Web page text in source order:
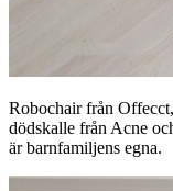
Robochair från
dödskalle från Acne
är barnfamiljens egna.